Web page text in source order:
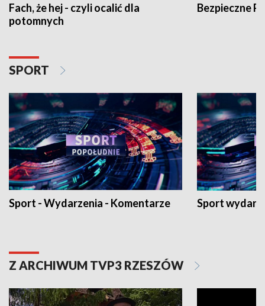
Fach, że hej - czyli ocalić dla
potomnych
Bezpieczne
SPORT
Sport - Wydarzenia - Komentarze Sport
Z ARCHIWUM TVP3 RZESZÓW